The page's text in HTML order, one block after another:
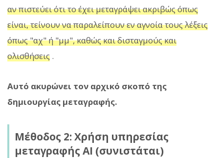
αν πιστεύει ότι το έχει μεταγράψει ακριβώς όπως
είναι, τείνουν να παραλείπουν εν αγνοία τους λέξεις
όπως "αχ" ή "μμ", καθώς και δισταγμούς και
ολισθήσεις .
Αυτό ακυρώνει τον αρχικό σκοπό της
δημιουργίας μεταγραφής.
Μέθοδος 2: Χρήση υπηρεσίας
μεταγραφής AI (συνιστάται)